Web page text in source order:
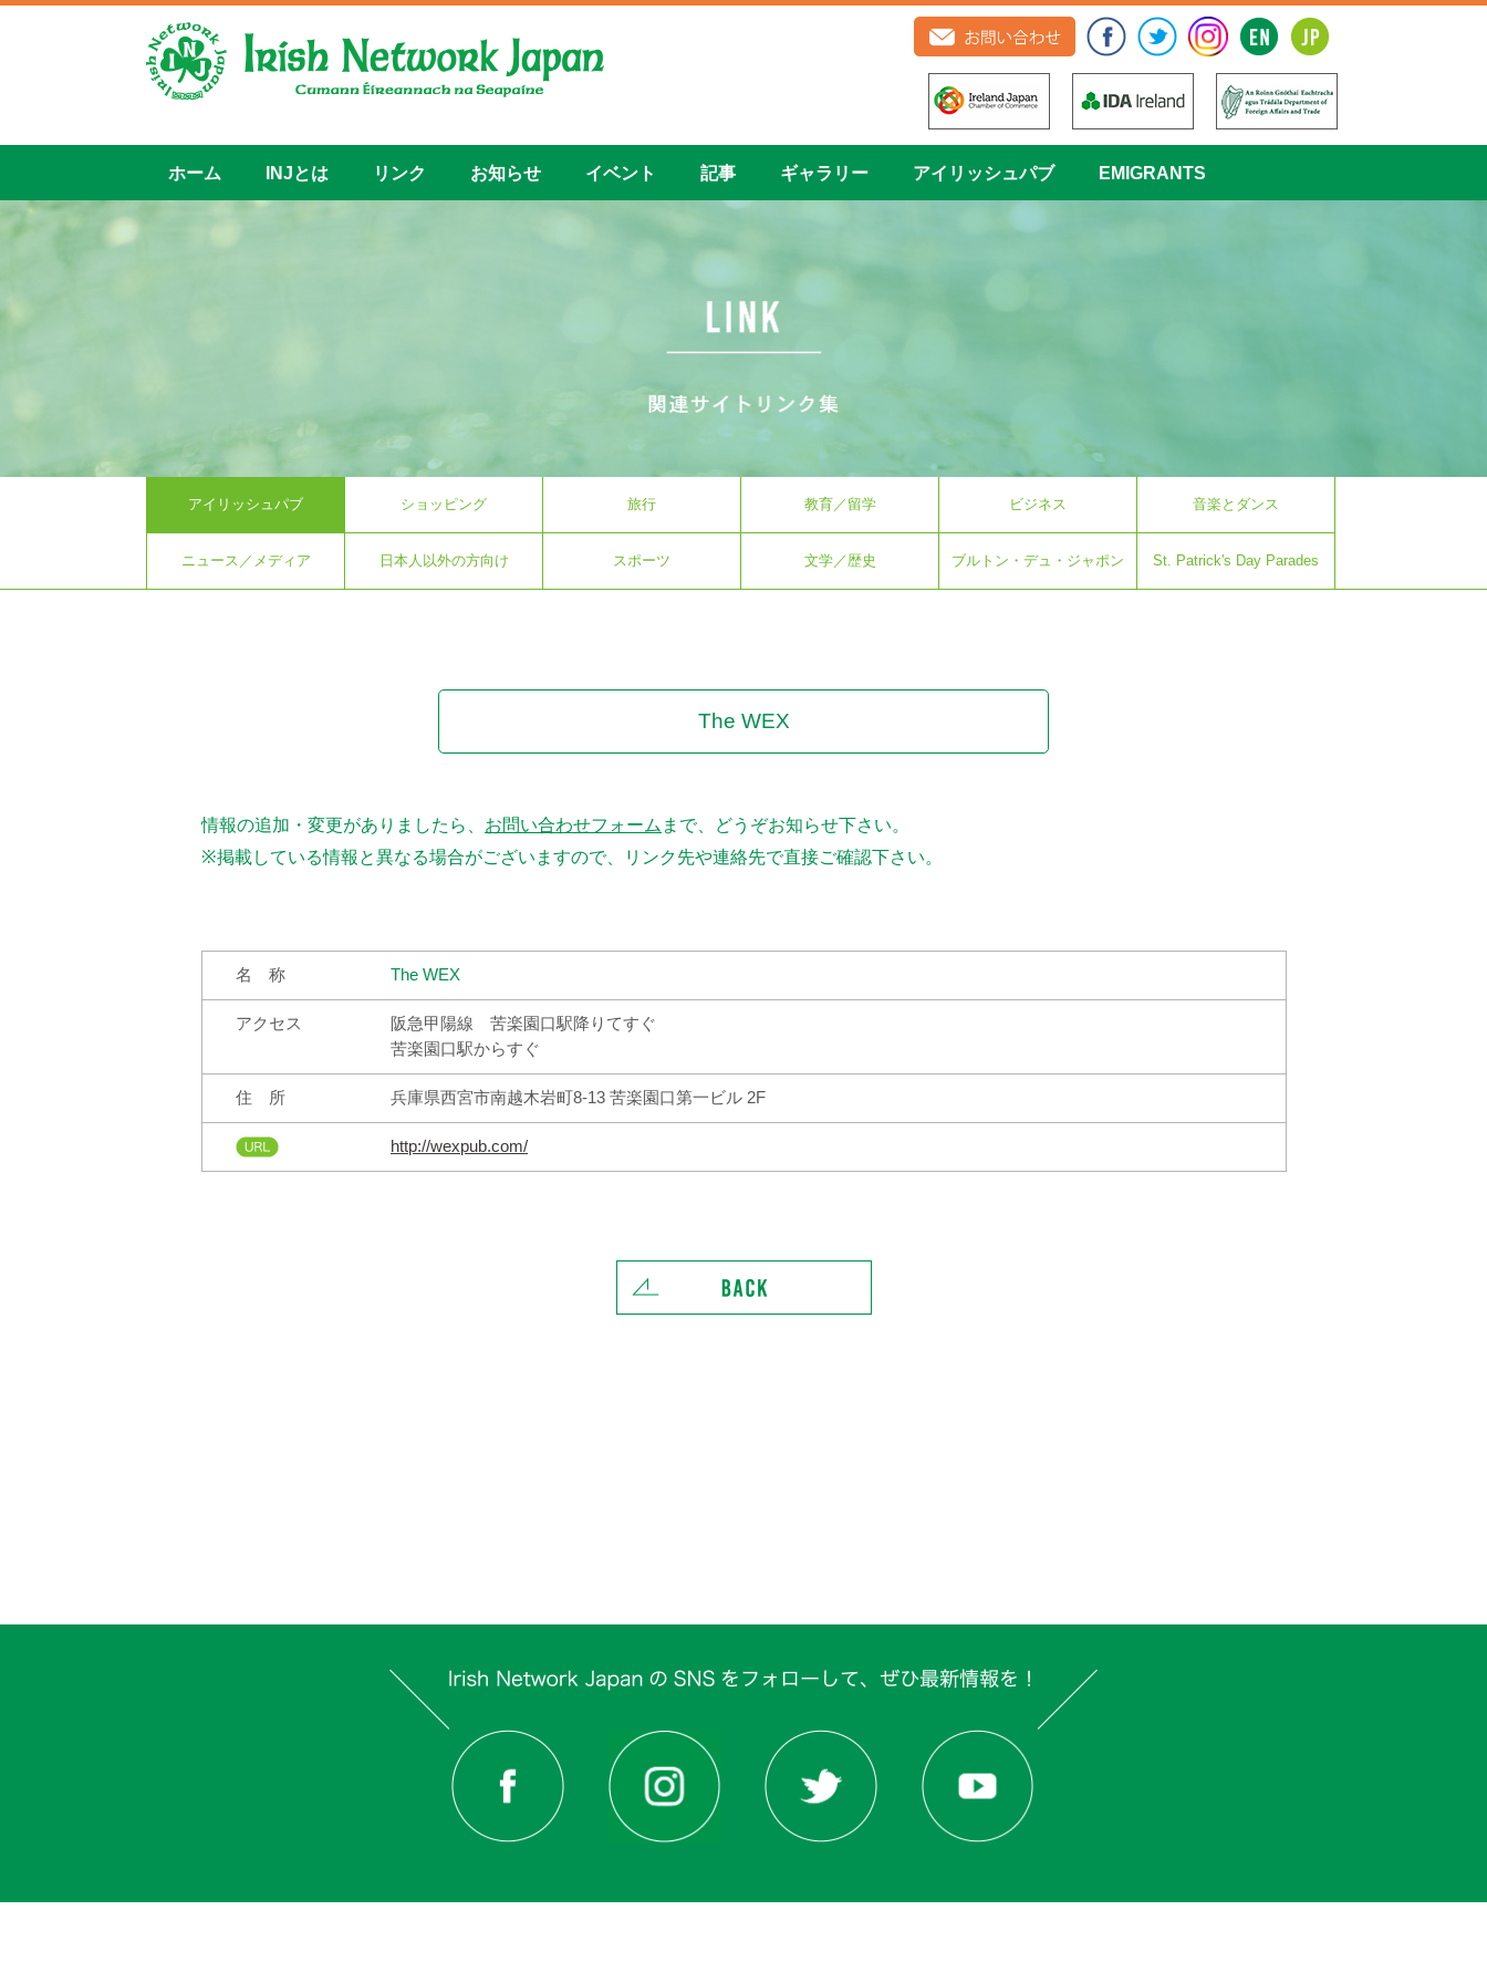
ホーム INJとは リンク お知らせ イベント 記事 ギャラリー アイリッシュパブ EMIGRANTS
アイリッシュパブ ショッピング 旅行 教育／留学 ビジネス 音楽とダンス
ニュース／メディア 日本人以外の方向け スポーツ 文学／歴史 ブルトン・デュ・ジャポン St. Patrick's Day Parades
The WEX
情報の追加・変更がありましたら、 お問い合わせフォーム まで、どうぞお知らせ下さい。
※掲載している情報と異なる場合がございますので、リンク先や連絡先で直接ご確認下さい。
名 称 The WEX
アクセス
阪急甲陽線 苦楽園口駅降りてすぐ
苦楽園口駅からすぐ
住 所 兵庫県西宮市南越木岩町8-13 苦楽園口第一ビル 2F
http://wexpub.com/